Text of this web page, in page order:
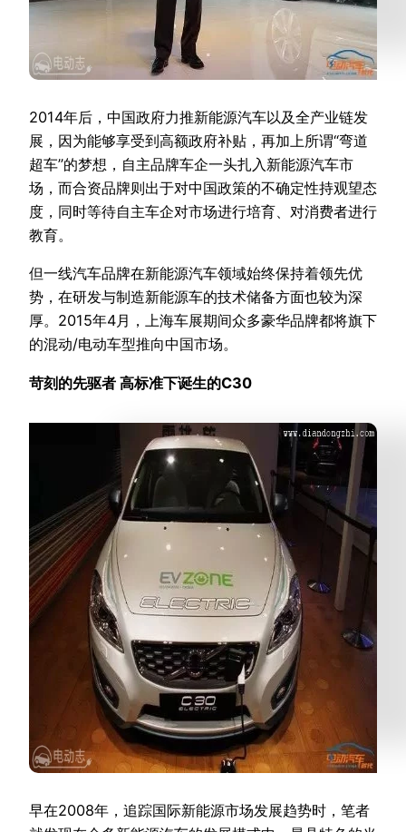
2014年后，中国政府力推新能源汽车以及全产业链发
展，因为能够享受到高额政府补贴，再加上所谓“弯道
超车”的梦想，自主品牌车企一头扎入新能源汽车市
场，而合资品牌则出于对中国政策的不确定性持观望态
度，同时等待自主车企对市场进行培育、对消费者进行
教育。
但一线汽车品牌在新能源汽车领域始终保持着领先优
势，在研发与制造新能源车的技术储备方面也较为深
厚。2015年4月，上海车展期间众多豪华品牌都将旗下
的混动/电动车型推向中国市场。
苛刻的先驱者 高标准下诞生的C30
早在2008年，追踪国际新能源市场发展趋势时，笔者